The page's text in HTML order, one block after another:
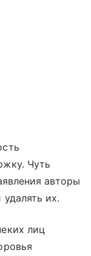
Чуть
авторы
их.
лиц